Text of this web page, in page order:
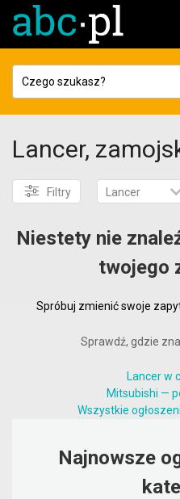
Lancer,
Filtry Lancer
Niestety nie
twojego
Spróbuj zmienić swoje
Sprawdź, gdzie
Lancer w
Mitsubishi —
Wszystkie
Najnowsze